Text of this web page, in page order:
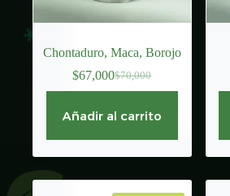
Chontaduro, Maca, Borojo
$70,000
El
original
$70,000.
$67,000El
actual
$67,000.
Añadir al carrito